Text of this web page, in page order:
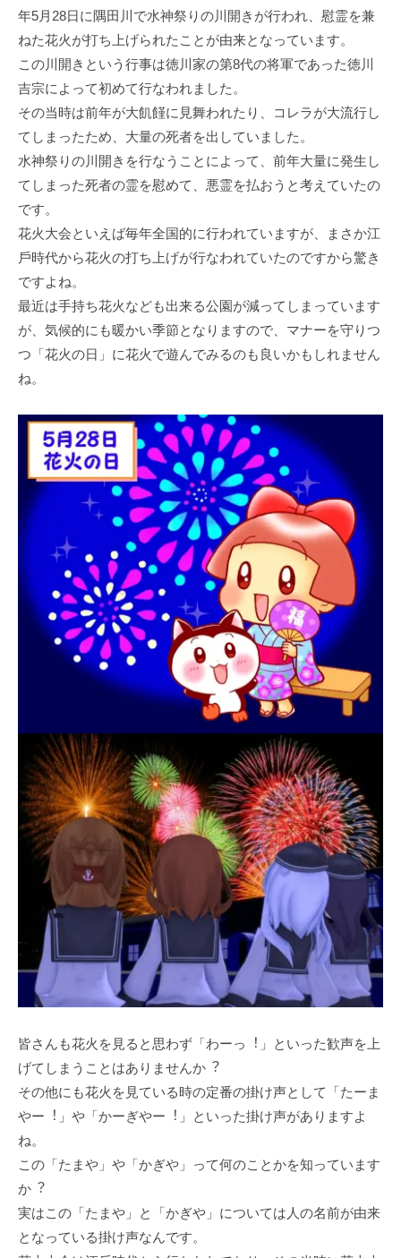
年5⽉28⽇に隅⽥川で⽔神祭りの川開きが⾏われ、慰霊を兼
ねた花⽕が打ち上げられたことが由来となっています。
この川開きという⾏事は徳川家の第8代の将軍であった徳川
吉宗によって初めて⾏なわれました。
その当時は前年が⼤飢饉に⾒舞われたり、コレラが⼤流⾏し
てしまったため、⼤量の死者を出していました。
⽔神祭りの川開きを⾏なうことによって、前年⼤量に発⽣し
てしまった死者の霊を慰めて、悪霊を払おうと考えていたの
です。
花⽕⼤会といえば毎年全国的に⾏われていますが、まさか江
⼾時代から花⽕の打ち上げが⾏なわれていたのですから驚き
ですよね。
最近は⼿持ち花⽕なども出来る公園が減ってしまっています
が、気候的にも暖かい季節となりますので、マナーを守りつ
つ「花⽕の⽇」に花⽕で遊んでみるのも良いかもしれません
ね。
皆さんも花⽕を⾒ると思わず「わーっ︕」といった歓声を上
げてしまうことはありませんか︖
その他にも花⽕を⾒ている時の定番の掛け声として「たーま
やー︕」や「かーぎやー︕」といった掛け声がありますよ
ね。
この「たまや」や「かぎや」って何のことかを知っています
か︖
実はこの「たまや」と「かぎや」については⼈の名前が由来
となっている掛け声なんです。